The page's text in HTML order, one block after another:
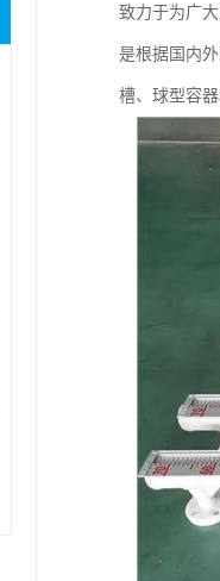
致力于为广
是根据国内
槽、球型容